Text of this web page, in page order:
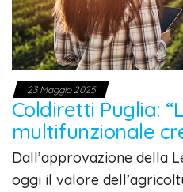
23 Maggio 2025
Coldiretti Puglia:
multifunzionale
Dall’approvazione della
oggi il valore